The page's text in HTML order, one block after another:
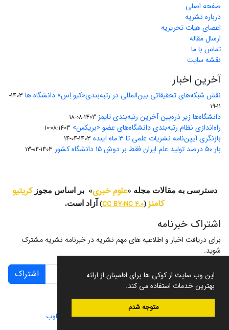
این وب سایت از کوکی ها برای اطمینان از ارائه
بهترین خدمات استفاده می کند.
متوجه شدم
صفحه اصلی
درباره نشریه
اعضای هیات تحریریه
ارسال مقاله
تماس با ما
نقشه سایت
آخرین اخبار
نقش شبکه‌های تحقیقاتی بین‌المللی در رتبه‌بندی«کیو.اِس» دانشگاه ها
1403-
11-19
دانشگاه‌ها زیر ذره‌بین آخرین رتبه‌بندی تایمز 1403-08-18
راه‌اندازی نظام رتبه‌بندی دانشگاه‌‌های عضو «بریکس» 1403-08-10
بازنگری آیین‌نامه نشریات علمی تا ۳ ماه آینده 1403-04-14
بار ۵۰ درصد تولید علم ایران فقط بر دوش ۱۵ دانشگاه کشور 1403-04-13
دسترسی به مقالات مجله «علوم خبری» بر اساس مجوزکریتیو
کامنز (
CC BY-NC 4.0) آزاد است.
اشتراک خبرنامه
برای دریافت اخبار و اطلاعیه های مهم نشریه در خبرنامه نشریه مشترک
شوید.
اشتراک
سامانه مدیریت نشریات علمی.طراحی و پیاده سازی از سیناوب